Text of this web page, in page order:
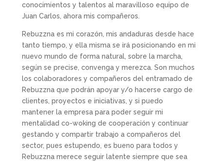
conocimientos y talentos al maravilloso equipo de
Juan Carlos, ahora mis compañeros.
Rebuzzna es mi corazón, mis andaduras desde hace
tanto tiempo, y ella misma se irá posicionando en mi
nuevo mundo de forma natural, sobre la marcha,
según se precise, convenga y merezca. Son muchos
los colaboradores y compañeros del entramado de
Rebuzzna que podrán apoyar y/o hacerse cargo de
clientes, proyectos e iniciativas, y si puedo
mantener la empresa para poder seguir mi
mentalidad co-woking de cooperación y continuar
gestando y compartir trabajo a compañeros del
sector, pues estupendo, es bueno para todos y
Rebuzzna merece seguir latente siempre que sea